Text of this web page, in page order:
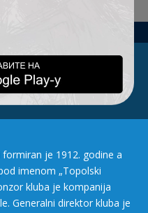
je 1912. godine a
imenom „Topolski
kluba je kompanija
Generalni direktor kluba je